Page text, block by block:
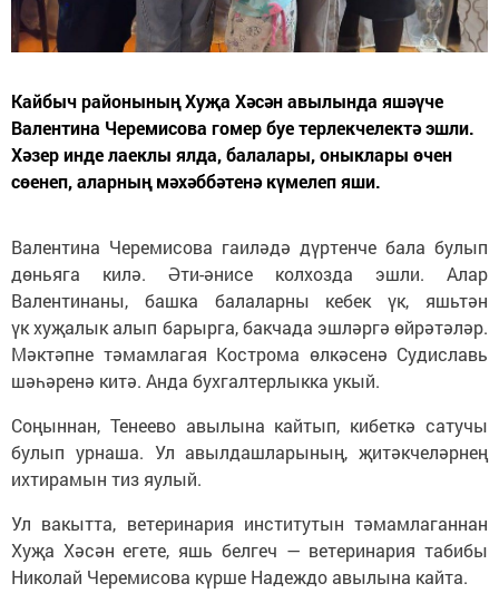
Кайбыч районының Хуҗа Хәсән авылында яшәүче
Валентина Черемисова гомер буе терлекчелектә эшли.
Хәзер инде лаеклы ялда, балалары, оныклары өчен
сөенеп, аларның мәхәббәтенә күмелеп яши.
Валентина Черемисова гаиләдә дүртенче бала булып
дөньяга килә. Әти-әнисе колхозда эшли. Алар
Валентинаны, башка балаларны кебек үк, яшьтән
үк хуҗалык алып барырга, бакчада эшләргә өйрәтәләр.
Мәктәпне тәмамлагая Кострома өлкәсенә Судиславь
шәһәренә китә. Анда бухгалтерлыкка укый.
Соңыннан, Тенеево авылына кайтып, кибеткә сатучы
булып урнаша. Ул авылдашларының, җитәкчеләрнең
ихтирамын тиз яулый.
Ул вакытта, ветеринария институтын тәмамлаганнан
Хуҗа Хәсән егете, яшь белгеч — ветеринария табибы
Николай Черемисова күрше Надеждо авылына кайта.